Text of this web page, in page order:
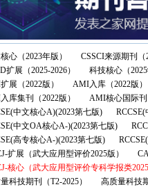
心（2023年版） CSSCI来源期刊（
扩展（2025-2026）
科技核心（2025
展（2022版）
AMI入库（2022版）
库集刊（2022版）
AMI核心国际刊
中文核心A)(2023第七版)
中文OA核心A-)(2023第七版)
高专核心A-)(2023第七版)
扩展（武大应用型评价2025版）
核心（武大应用型评价专科学报类2025
科技期刊（T2-2025）
高质量科技